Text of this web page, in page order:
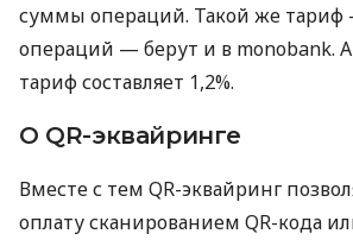
суммы операций. Такой же тариф
операций — берут и в monobank. А
тариф составляет 1,2%.
О QR-эквайринге
Вместе с тем QR-эквайринг
оплату сканированием QR-кода